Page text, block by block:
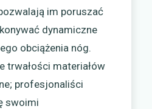
im poruszać
dynamiczne
obciążenia nóg.
trwałości materiałów
profesjonaliści
swoimi